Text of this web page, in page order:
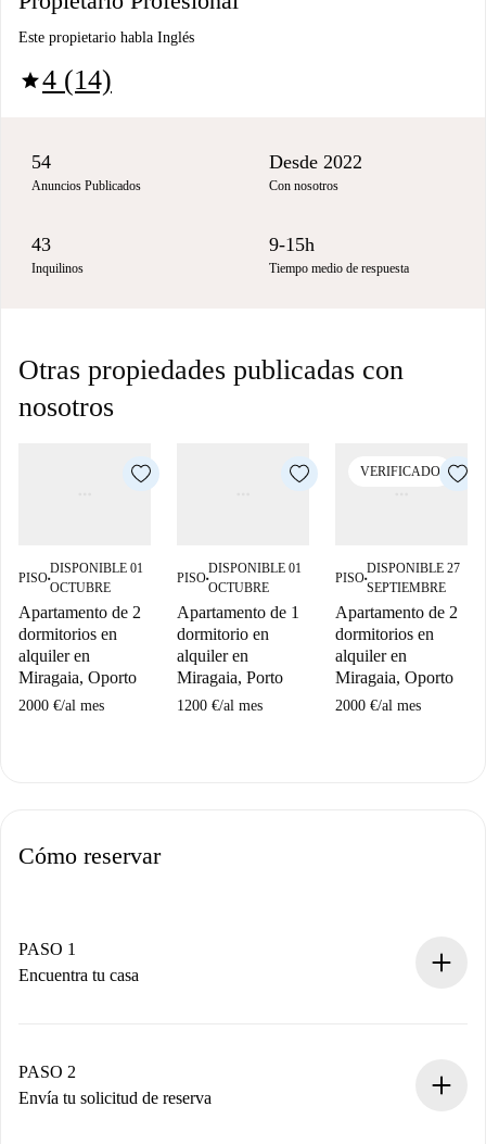
Este propietario habla Inglés
star4 (14)
54
Anuncios Publicados
Desde 2022
Con nosotros
43
Inquilinos
9-15h
Tiempo medio de respuesta
Otras propiedades publicadas con
nosotros
PISO■
DISPONIBLE 01
OCTUBRE
Apartamento de 2
dormitorios en
alquiler en
Miragaia, Oporto
2000 €/al mes
PISO■
DISPONIBLE 01
OCTUBRE
Apartamento de 1
dormitorio en
alquiler en
Miragaia, Porto
1200 €/al mes
VERIFICADO
PISO■
DISPONIBLE 27
SEPTIEMBRE
Apartamento de 2
dormitorios en
alquiler en
Miragaia, Oporto
2000 €/al mes
Cómo reservar
PASO 1
Encuentra tu casa
Tienes toda la información necesaria por adelantado.
PASO 2
Envía tu solicitud de reserva